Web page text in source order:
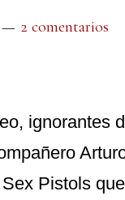
2 comentarios
ignorantes
Pistols